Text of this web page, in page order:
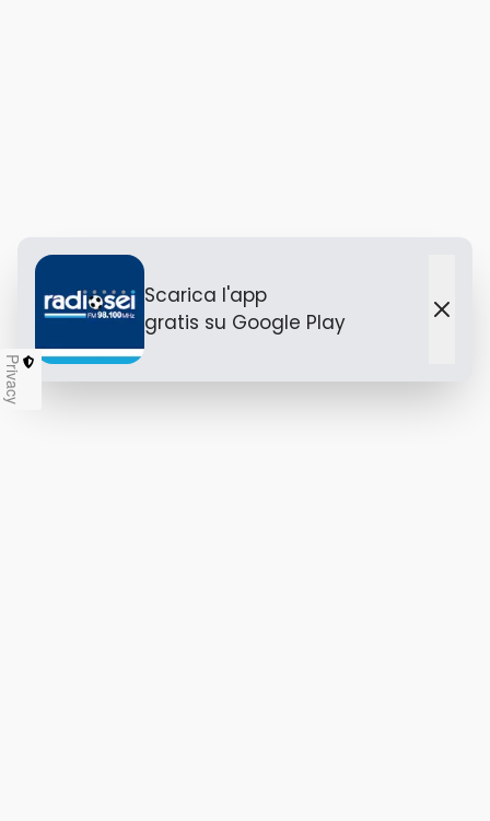
Scarica l'app
gratis su Google Play
Privacy